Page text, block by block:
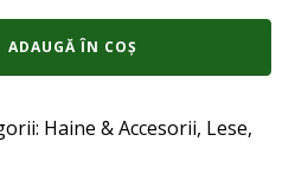
ADAUGĂ ÎN COȘ
Haine & Accesorii, Lese,